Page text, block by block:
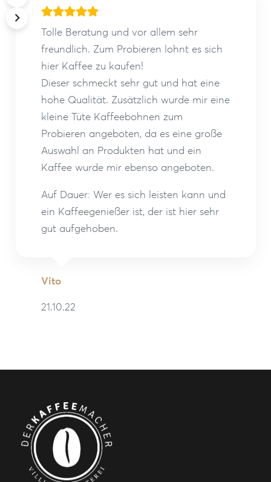
Tolle Beratung und vor allem sehr
freundlich. Zum Probieren lohnt es sich
hier Kaffee zu kaufen!
Dieser schmeckt sehr gut und hat eine
hohe Qualität. Zusätzlich wurde mir eine
kleine Tüte Kaffeebohnen zum
Probieren angeboten, da es eine große
Auswahl an Produkten hat und ein
Kaffee wurde mir ebenso angeboten.
Auf Dauer: Wer es sich leisten kann und
ein Kaffeegenießer ist, der ist hier sehr
gut aufgehoben.
Vito
21.10.22